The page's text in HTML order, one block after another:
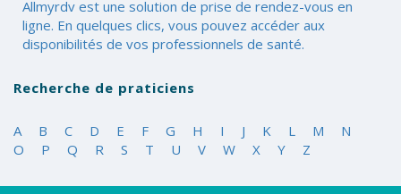
Allmyrdv est une solution de prise de rendez-vous en
ligne. En quelques clics, vous pouvez accéder aux
disponibilités de vos professionnels de santé.
Recherche de praticiens
A B C D E F G H I J K L M
N
O
P Q R S T U V W X Y Z